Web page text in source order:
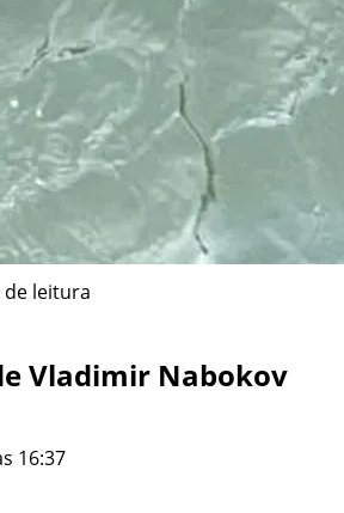
de leitura
Vladimir Nabokov
16:37